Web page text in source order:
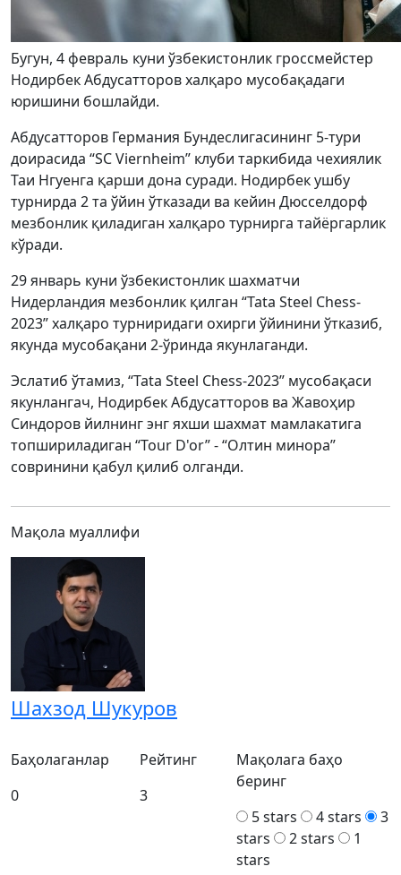
Бугун, 4 февраль куни ўзбекистонлик гроссмейстер
Нодирбек Абдусатторов халқаро мусобақадаги
юришини бошлайди.
Абдусатторов Германия Бундеслигасининг 5-тури
доирасида “SC Viernheim” клуби таркибида чехиялик
Таи Нгуенга қарши дона суради. Нодирбек ушбу
турнирда 2 та ўйин ўтказади ва кейин Дюсселдорф
мезбонлик қиладиган халқаро турнирга тайёргарлик
кўради.
29 январь куни ўзбекистонлик шахматчи
Нидерландия мезбонлик қилган “Tata Steel Chess-
2023” халқаро турниридаги охирги ўйинини ўтказиб,
якунда мусобақани 2-ўринда якунлаганди.
Эслатиб ўтамиз, “Tata Steel Chess-2023” мусобақаси
якунлангач, Нодирбек Абдусатторов ва Жавоҳир
Синдоров йилнинг энг яхши шахмат мамлакатига
топшириладиган “Tour D'or” - “Олтин минора”
совринини қабул қилиб олганди.
Мақола муаллифи
Шахзод Шукуров
Баҳолаганлар
0
Рейтинг
3
Мақолага баҳо
беринг
5 stars
4 stars
3
stars
2 stars
1
stars